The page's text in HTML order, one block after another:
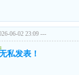
06-02 23:09 ---
私发表！